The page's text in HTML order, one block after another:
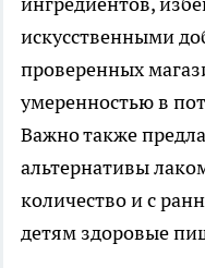
искусственными
проверенных
умеренностью в
Важно также
альтернативы
количество и с
детям здоровые